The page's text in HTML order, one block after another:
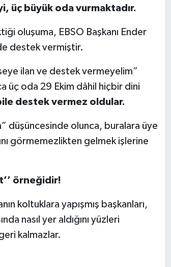
üç büyük oda vurmaktadır.
oluşuma, EBSO Başkanı Ender
destek vermiştir.
ilan ve destek vermeyelim”
üç oda 29 Ekim dâhil hiçbir dini
destek vermez oldular.
düşüncesinde olunca, buralara üye
görmemezlikten gelmek işlerine
örneğidir!
koltuklara yapışmış başkanları,
nasıl yer aldığını yüzleri
kalmazlar.